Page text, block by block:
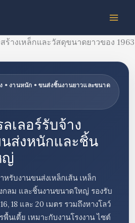
ง • งานหนัก • ขนส่งชิ้นงานยาวและขนาด
เลอร์รับจ้าง
ส่งหนักและชิ้น
ญ่
หรับงานขนส่งเหล็กเส้น เหล็ก
กลม และชิ้นงานขนาดใหญ่ รองรับ
18 และ 20 เมตร รวมถึงหางโลว์
นเตี้ย เหมาะกับงานโรงงาน ไซต์